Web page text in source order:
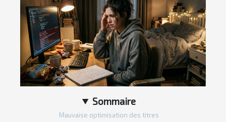
Sommaire
Mauvaise optimisation des titres